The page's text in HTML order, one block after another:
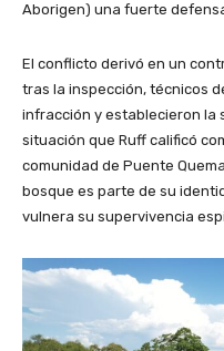
Aborigen) una fuerte
El conflicto derivó en un
tras la inspección, técnicos
infracción y establecieron la
situación que Ruff calificó
comunidad de Puente
bosque es parte de su
vulnera su supervivencia